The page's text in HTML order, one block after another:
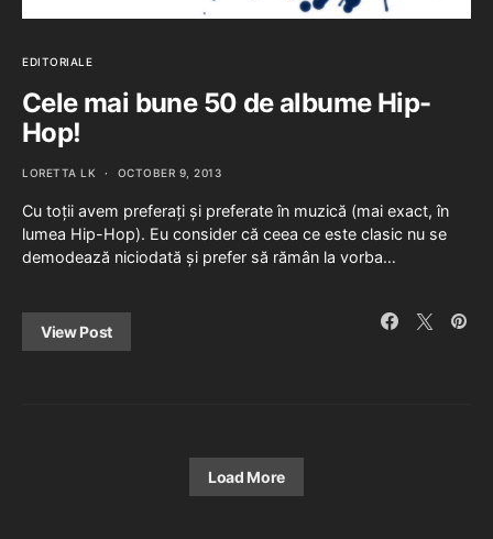
EDITORIALE
Cele mai bune 50 de albume Hip-
Hop!
LORETTA LK OCTOBER 9, 2013
Cu toții avem preferați și preferate în muzică (mai exact, în
lumea Hip-Hop). Eu consider că ceea ce este clasic nu se
demodează niciodată și prefer să rămân la vorba…
View Post
Load More